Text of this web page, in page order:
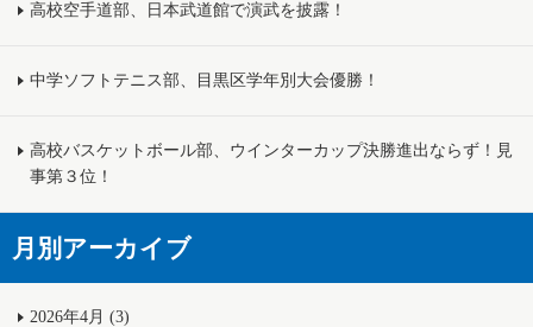
高校空手道部、日本武道館で演武を披露！
中学ソフトテニス部、目黒区学年別大会優勝！
高校バスケットボール部、ウインターカップ決勝進出ならず！見
事第３位！
月別アーカイブ
2026年4月 (3)